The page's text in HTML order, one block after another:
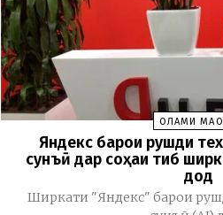
ОЛАМИ
Яндекс барои рушди
сунъӣ дар соҳаи тиб
дод
Ширкати "Яндекс" барои